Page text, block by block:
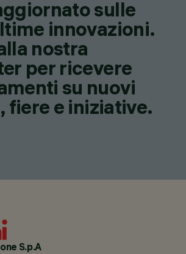
sulle
innovazioni.
nostra
per ricevere
su nuovi
fiere e iniziative.
S.p.A